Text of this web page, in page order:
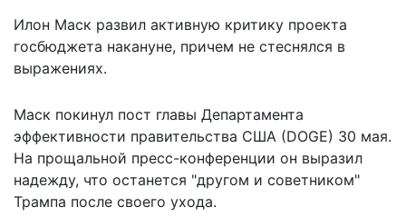
Илон Маск развил активную критику проекта
госбюджета накануне, причем не стеснялся в
выражениях.
Маск покинул пост главы Департамента
эффективности правительства США (DOGE) 30 мая.
На прощальной пресс-конференции он выразил
надежду, что останется "другом и советником"
Трампа после своего ухода.